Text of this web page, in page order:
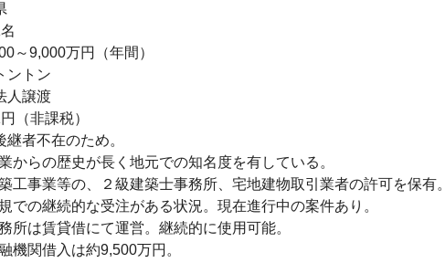
～9,000万円（年間）
ントン
人譲渡
（非課税）
者不在のため。
らの歴史が長く地元での知名度を有している。
等の、２級建築士事務所、宅地建物取引業者の許可を保有。
続的な受注がある状況。現在進行中の案件あり。
貸借にて運営。継続的に使用可能。
借入は約9,500万円。